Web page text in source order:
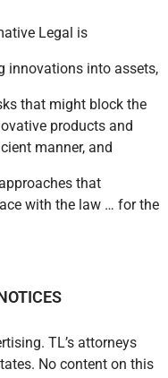
Legal is
innovations into assets,
that might block the
products and
manner, and
that
with the law … for the
TL’s attorneys
No content on this